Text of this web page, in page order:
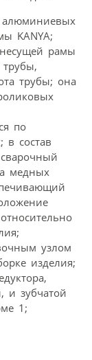
алюминиевых
KANYA;
рамы
трубы; она
по
в состав
медных
узлом
изделия;
и зубчатой
1;